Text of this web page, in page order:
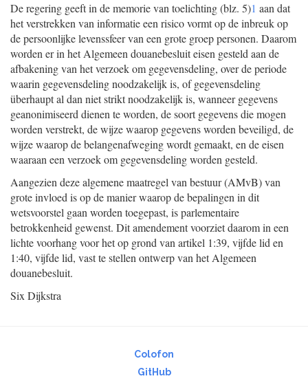
De regering geeft in de memorie van toelichting (blz. 5)1 aan dat
het verstrekken van informatie een risico vormt op de inbreuk op
de persoonlijke levenssfeer van een grote groep personen. Daarom
worden er in het Algemeen douanebesluit eisen gesteld aan de
afbakening van het verzoek om gegevensdeling, over de periode
waarin gegevensdeling noodzakelijk is, of gegevensdeling
überhaupt al dan niet strikt noodzakelijk is, wanneer gegevens
geanonimiseerd dienen te worden, de soort gegevens die mogen
worden verstrekt, de wijze waarop gegevens worden beveiligd, de
wijze waarop de belangenafweging wordt gemaakt, en de eisen
waaraan een verzoek om gegevensdeling worden gesteld.
Aangezien deze algemene maatregel van bestuur (AMvB) van
grote invloed is op de manier waarop de bepalingen in dit
wetsvoorstel gaan worden toegepast, is parlementaire
betrokkenheid gewenst. Dit amendement voorziet daarom in een
lichte voorhang voor het op grond van artikel 1:39, vijfde lid en
1:40, vijfde lid, vast te stellen ontwerp van het Algemeen
douanebesluit.
Six Dijkstra
Colofon
GitHub